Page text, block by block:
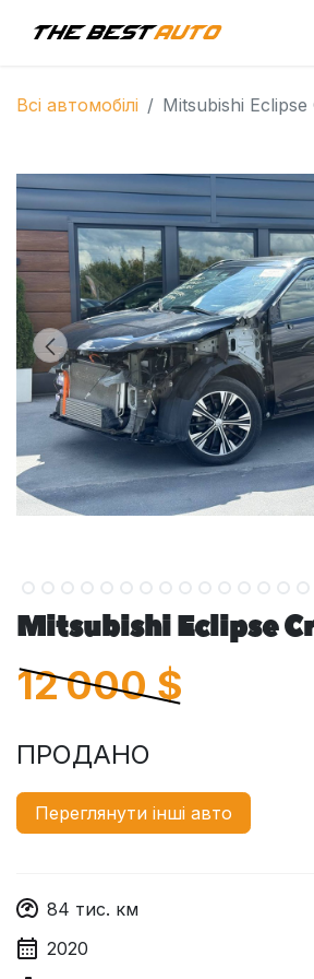
Всі автомобілі Mitsubishi Eclipse
Mitsubishi Eclipse
12 000$
ПРОДАНО
Переглянути інші авто
84 тис. км
2020